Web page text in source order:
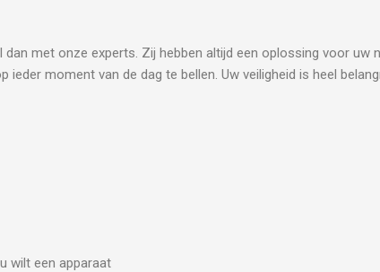
dan met onze experts. Zij hebben altijd een oplossing voor
moment van de dag te bellen. Uw veiligheid is heel
wilt een apparaat